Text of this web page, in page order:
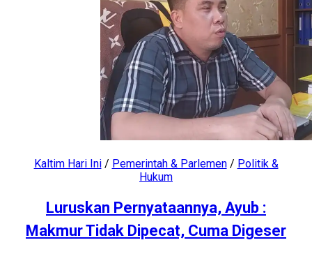
Kaltim Hari Ini/ Pemerintah & Parlemen/ Politik &
Hukum
Luruskan Pernyataannya, Ayub :
Makmur Tidak Dipecat, Cuma Digeser